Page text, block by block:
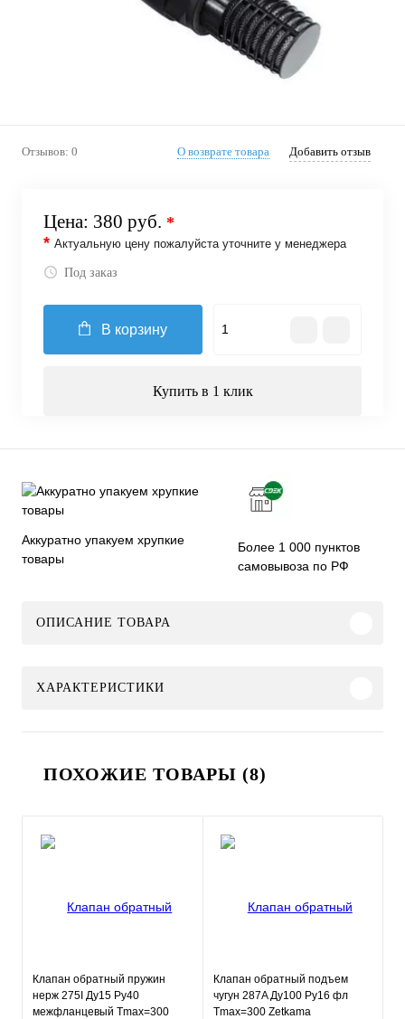
Отзывов: 0 О возврате товара Добавить отзыв
Цена: 380 руб. *
* Актуальную цену пожалуйста уточните у менеджера
Под заказ
В корзину
Купить в 1 клик
Аккуратно упакуем хрупкие
товары
Более 1 000 пунктов
самовывоза по РФ
ОПИСАНИЕ ТОВАРА
ХАРАКТЕРИСТИКИ
ПОХОЖИЕ ТОВАРЫ (8)
Клапан обратный пружин
нерж 275I Ду15 Ру40
межфланцевый Tmax=300
Клапан обратный подъем
чугун 287A Ду100 Ру16 фл
Tmax=300 Zetkama